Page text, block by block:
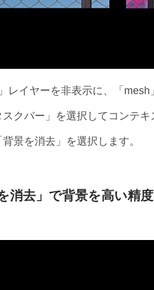
レイヤーを非表示に、「mesh
クバー」を選択してコンテキ
景を消去」を選択します。
消去」で背景を高い精